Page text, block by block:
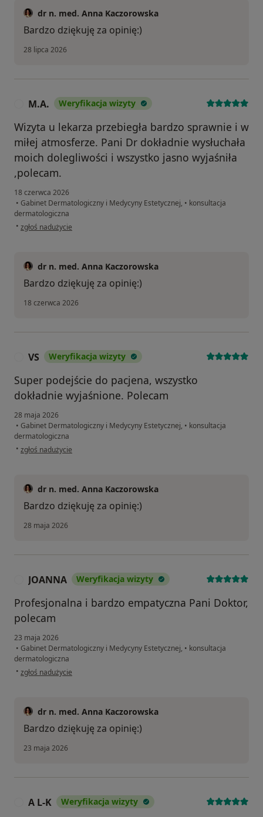
dr n. med. Anna Kaczorowska
Bardzo dziękuję za opinię:)
28 lipca 2026
M.A. Weryfikacja wizyty
Wizyta u lekarza przebiegła bardzo sprawnie i w
miłej atmosferze. Pani Dr dokładnie wysłuchała
moich dolegliwości i wszystko jasno wyjaśniła
,polecam.
18 czerwca 2026
• Gabinet Dermatologiczny i Medycyny Estetycznej, • konsultacja
dermatologiczna
• w opinii użytkownika M.A.
zgłoś nadużycie
dr n. med. Anna Kaczorowska
Bardzo dziękuję za opinię:)
18 czerwca 2026
VS Weryfikacja wizyty
Super podejście do pacjena, wszystko
dokładnie wyjaśnione. Polecam
28 maja 2026
• Gabinet Dermatologiczny i Medycyny Estetycznej, • konsultacja
dermatologiczna
• w opinii użytkownika VS
zgłoś nadużycie
dr n. med. Anna Kaczorowska
Bardzo dziękuję za opinię:)
28 maja 2026
JOANNA Weryfikacja wizyty
Profesjonalna i bardzo empatyczna Pani Doktor,
polecam
23 maja 2026
• Gabinet Dermatologiczny i Medycyny Estetycznej, • konsultacja
dermatologiczna
• w opinii użytkownika JOANNA
zgłoś nadużycie
dr n. med. Anna Kaczorowska
Bardzo dziękuję za opinię:)
23 maja 2026
A L-K Weryfikacja wizyty